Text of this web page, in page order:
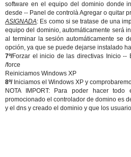
software en el equipo del dominio donde
desde -- Panel de controlà Agregar o quitar
ASIGNADA: Es como si se tratase de una
equipo del dominio, automáticamente será
al terminar la sesión automáticamente se
opción, ya que se puede dejarse instalado
7º/Forzar el inicio de las directivas Inicio --
/force
Reiniciamos Windows XP
8º/ Iniciamos el Windows XP y
NOTA IMPORT: Para poder hacer
promocionado el controlador de domino es
y el dns y creado el dominio y que los